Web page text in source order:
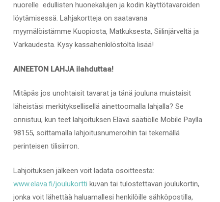
nuorelle edullisten huonekalujen ja kodin käyttötavaroiden
löytämisessä. Lahjakortteja on saatavana
myymälöistämme Kuopiosta, Matkuksesta, Siilinjärveltä ja
Varkaudesta. Kysy kassahenkilöstöltä lisää!
AINEETON LAHJA ilahduttaa!
Mitäpäs jos unohtaisit tavarat ja tänä jouluna muistaisit
läheistäsi merkityksellisellä ainettoomalla lahjalla? Se
onnistuu, kun teet lahjoituksen Elävä säätiölle Mobile Paylla
98155, soittamalla lahjoitusnumeroihin tai tekemällä
perinteisen tilisiirron.
Lahjoituksen jälkeen voit ladata osoitteesta:
www.elava.fi/joulukortti kuvan tai tulostettavan joulukortin,
jonka voit lähettää haluamallesi henkilöille sähköpostilla,